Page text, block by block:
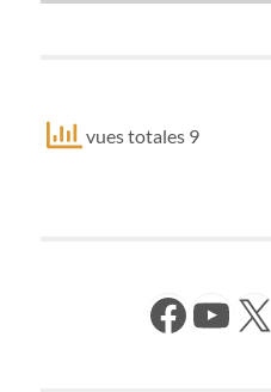
vues totales 9
Facebook YouTube X